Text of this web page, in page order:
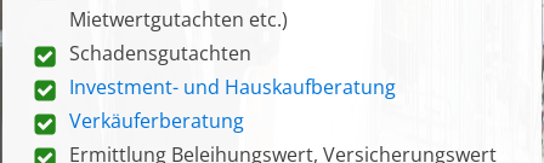
Mietwertgutachten etc.)
Schadensgutachten
Investment- und Hauskaufberatung
Verkäuferberatung
Ermittlung Beleihungswert, Versicherungswert